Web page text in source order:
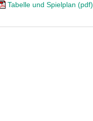
Tabelle und Spielplan (pdf)